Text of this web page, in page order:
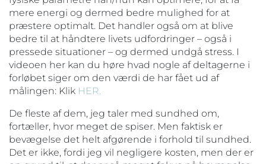
mere energi og dermed bedre mulighed for at
præstere optimalt. Det handler også om at blive
bedre til at håndtere livets udfordringer – også i
pressede situationer – og dermed undgå stress. I
videoen her kan du høre hvad nogle af deltagerne i
forløbet siger om den værdi de har fået ud af
målingen: Klik HER.
De fleste af dem, jeg taler med sundhed om,
fortæller, hvor meget de spiser. Men faktisk er
bevægelse det helt afgørende i forhold til sundhed.
Det er ikke, fordi jeg vil negligere kosten, men der er